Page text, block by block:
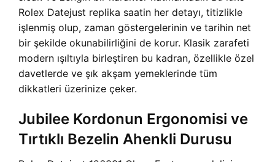
Rolex Datejust replika saatin her detayı, titizlikle
işlenmiş olup, zaman göstergelerinin ve tarihin net
bir şekilde okunabilirliğini de korur. Klasik zarafeti
modern ışıltıyla birleştiren bu kadran, özellikle özel
davetlerde ve şık akşam yemeklerinde tüm
dikkatleri üzerinize çeker.
Jubilee Kordonun Ergonomisi ve
Tırtıklı Bezelin Ahenkli Durusu